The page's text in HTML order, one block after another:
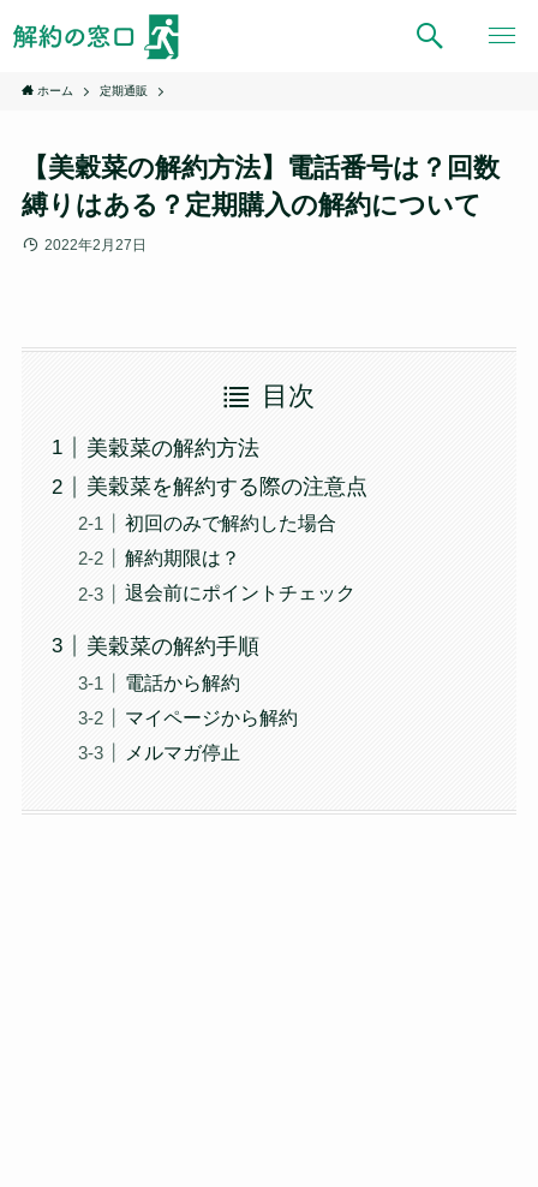
ホーム 定期通販
【美穀菜の解約方法】電話番号は？回数
縛りはある？定期購入の解約について
2022年2月27日
目次
美穀菜の解約方法
美穀菜を解約する際の注意点
初回のみで解約した場合
解約期限は？
退会前にポイントチェック
美穀菜の解約手順
電話から解約
マイページから解約
メルマガ停止